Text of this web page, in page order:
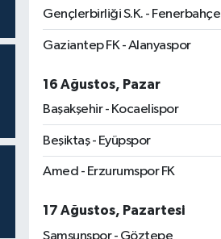
Gençlerbirliği S.K. - Fenerbahçe
Gaziantep FK - Alanyaspor
16 Ağustos, Pazar
Başakşehir - Kocaelispor
Beşiktaş - Eyüpspor
Amed - Erzurumspor FK
17 Ağustos, Pazartesi
Samsunspor - Göztepe